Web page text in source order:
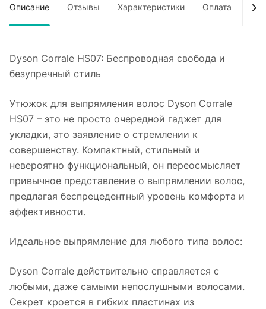
Описание Отзывы Характеристики Оплата
Dyson Corrale HS07: Беспроводная свобода и
безупречный стиль
Утюжок для выпрямления волос Dyson Corrale
HS07 – это не просто очередной гаджет для
укладки, это заявление о стремлении к
совершенству. Компактный, стильный и
невероятно функциональный, он переосмысляет
привычное представление о выпрямлении волос,
предлагая беспрецедентный уровень комфорта и
эффективности.
Идеальное выпрямление для любого типа волос:
Dyson Corrale действительно справляется с
любыми, даже самыми непослушными волосами.
Секрет кроется в гибких пластинах из